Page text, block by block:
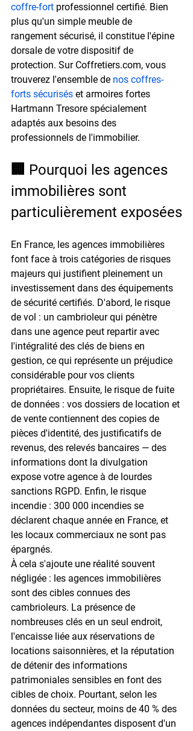
coffre-fort professionnel certifié. Bien
plus qu'un simple meuble de
rangement sécurisé, il constitue l'épine
dorsale de votre dispositif de
protection. Sur Coffretiers.com, vous
trouverez l'ensemble de nos coffres-
forts sécurisés et armoires fortes
Hartmann Tresore spécialement
adaptés aux besoins des
professionnels de l'immobilier.
🏢 Pourquoi les agences
immobilières sont
particulièrement exposées
En France, les agences immobilières
font face à trois catégories de risques
majeurs qui justifient pleinement un
investissement dans des équipements
de sécurité certifiés. D'abord, le risque
de vol : un cambrioleur qui pénètre
dans une agence peut repartir avec
l'intégralité des clés de biens en
gestion, ce qui représente un préjudice
considérable pour vos clients
propriétaires. Ensuite, le risque de fuite
de données : vos dossiers de location et
de vente contiennent des copies de
pièces d'identité, des justificatifs de
revenus, des relevés bancaires — des
informations dont la divulgation
expose votre agence à de lourdes
sanctions RGPD. Enfin, le risque
incendie : 300 000 incendies se
déclarent chaque année en France, et
les locaux commerciaux ne sont pas
épargnés.
À cela s'ajoute une réalité souvent
négligée : les agences immobilières
sont des cibles connues des
cambrioleurs. La présence de
nombreuses clés en un seul endroit,
l'encaisse liée aux réservations de
locations saisonnières, et la réputation
de détenir des informations
patrimoniales sensibles en font des
cibles de choix. Pourtant, selon les
données du secteur, moins de 40 % des
agences indépendantes disposent d'un